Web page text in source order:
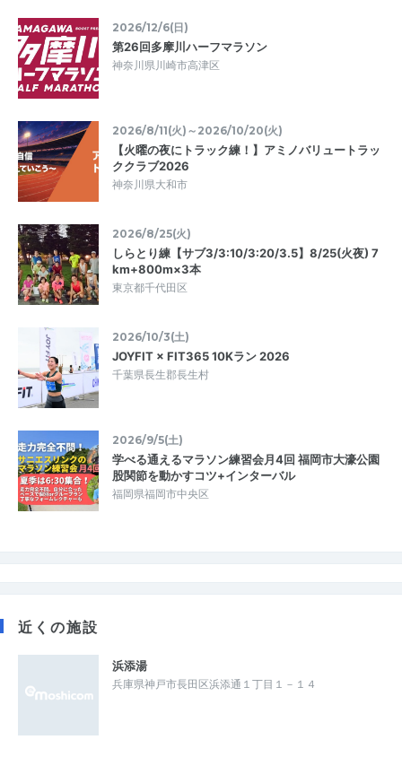
2026/12/6(日)
第26回多摩川ハーフマラソン
神奈川県川崎市高津区
2026/8/11(火)～2026/10/20(火)
【火曜の夜にトラック練！】アミノバリュートラッ
ククラブ2026
神奈川県大和市
2026/8/25(火)
しらとり練【サブ3/3:10/3:20/3.5】8/25(火夜) 7
km+800m×3本
東京都千代田区
2026/10/3(土)
JOYFIT × FIT365 10Kラン 2026
千葉県長生郡長生村
2026/9/5(土)
学べる通えるマラソン練習会月4回 福岡市大濠公園
股関節を動かすコツ+インターバル
福岡県福岡市中央区
近くの施設
浜添湯
兵庫県神戸市長田区浜添通１丁目１－１４